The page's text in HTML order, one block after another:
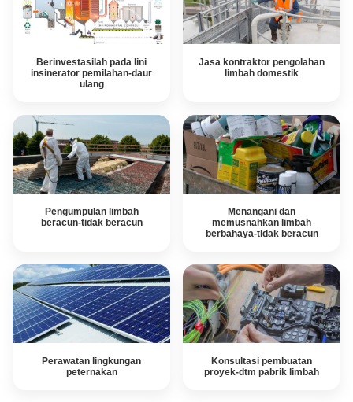
KONSULTASI PEMBUATAN PROYEK-DTM PABRIK LIMBAH
PLASTIK LAINNYA BERDASARKAN PERMINTAAN
berinvestasilah pada lini
insinerator pemilahan-daur
ulang
jasa kontraktor pengolahan
limbah domestik
pengumpulan limbah
beracun-tidak beracun
menangani dan
memusnahkan limbah
berbahaya-tidak beracun
perawatan lingkungan
peternakan
konsultasi pembuatan
proyek-dtm pabrik limbah